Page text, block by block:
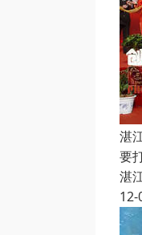
湛
要
湛
12-